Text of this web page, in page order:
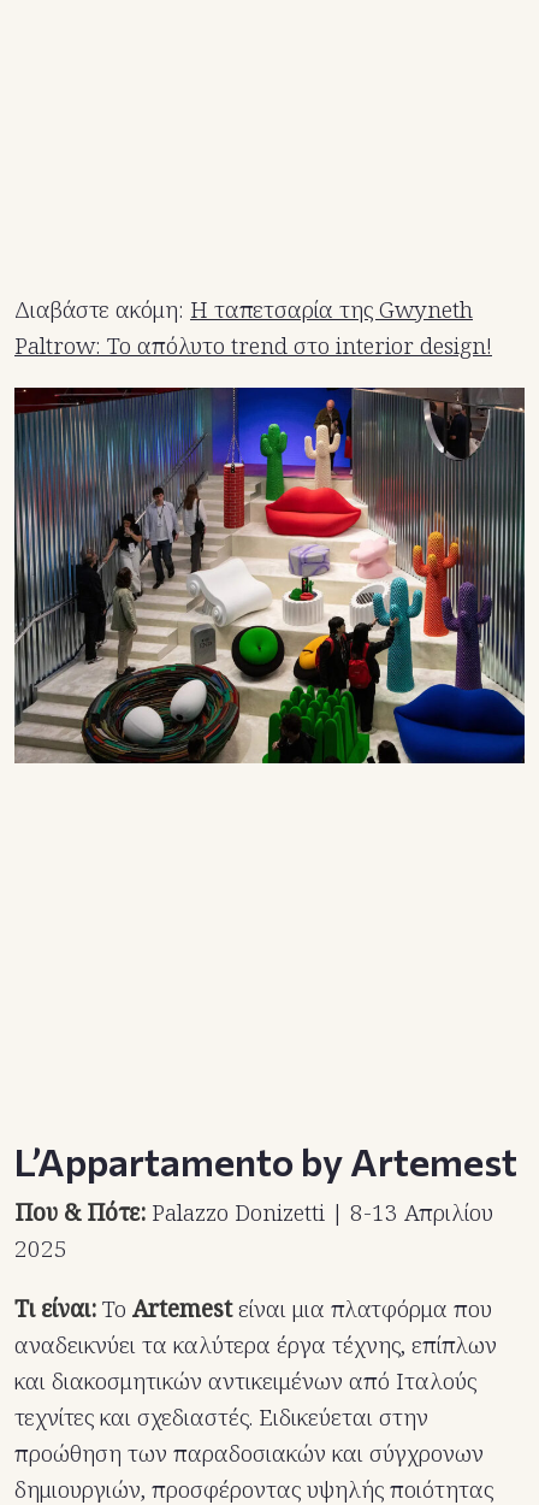
Διαβάστε ακόμη: Η ταπετσαρία της Gwyneth
Paltrow: Το απόλυτο trend στο interior design!
L’Appartamento by Artemest
Που & Πότε: Palazzo Donizetti | 8-13 Απριλίου
2025
Τι είναι:Το Artemestείναι μια πλατφόρμα που
αναδεικνύει τα καλύτερα έργα τέχνης, επίπλων
και διακοσμητικών αντικειμένων από Ιταλούς
τεχνίτες και σχεδιαστές. Ειδικεύεται στην
προώθηση των παραδοσιακών και σύγχρονων
δημιουργιών, προσφέροντας υψηλής ποιότητας